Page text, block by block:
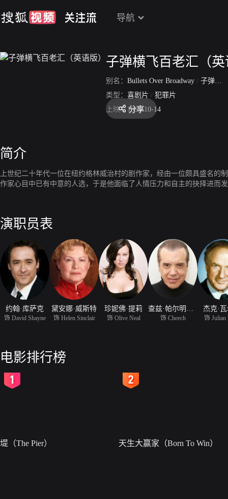
导航
子弹横飞百老汇（
别名： Bullets Over Broadway / 子弹穿过百老汇
类型： 喜剧片 / 犯罪片
上映： 1994-10-14
分享
简介
上世纪二十年代一位在纽约格林威治村的剧作家，经由一位颇具盛名
作家心目中已有中意的人选，于是他面临了人情压力和自主的抉择进而
演职员表
约翰·库萨克
饰 David Shayne
黛安娜·威斯特
饰 Helen Sinclair
珍妮佛·提莉
饰 Olive Neal 饰 Cheech
杰克·
饰 Julian
电影排行榜
堤（The Pier） 天生大赢家（Born To Win）